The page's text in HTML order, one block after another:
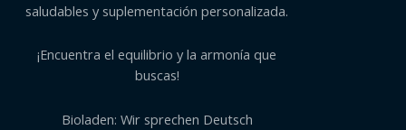
saludables y suplementación personalizada.
¡Encuentra el equilibrio y la armonía que
buscas!
Bioladen: Wir sprechen Deutsch